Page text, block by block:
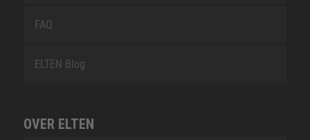
FAQ
ELTEN Blog
OVER ELTEN